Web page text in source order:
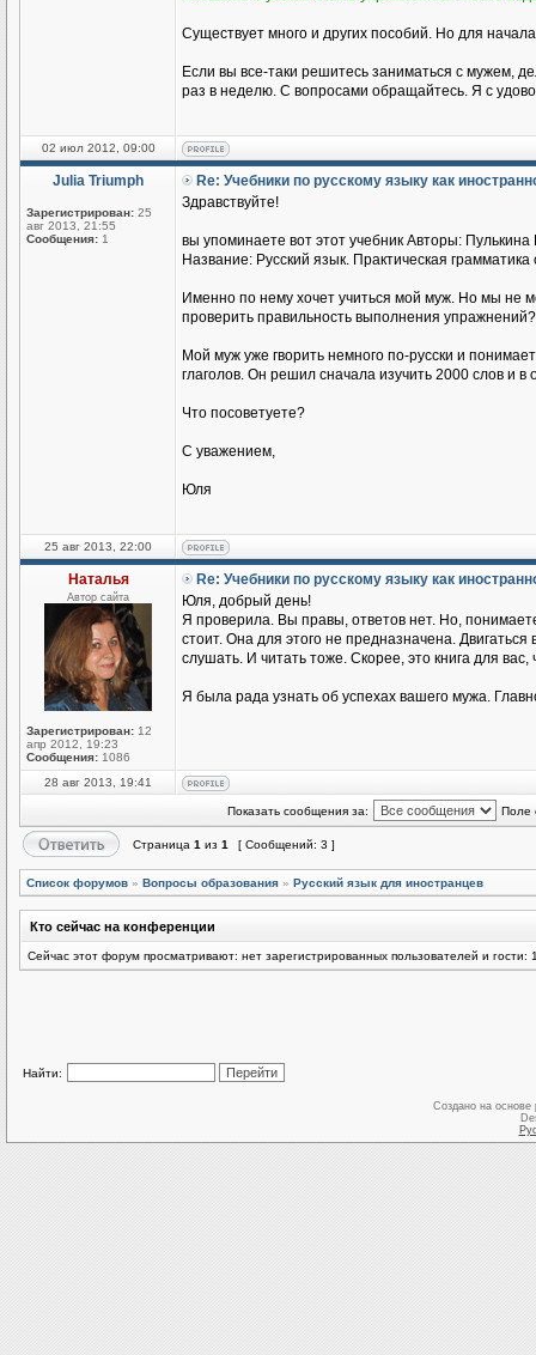
Существует много и других пособий. Но для
Если вы все-таки решитесь заниматься с мужем,
раз в неделю. С вопросами обращайтесь. Я с
02 июл 2012, 09:00
Julia Triumph
Зарегистрирован: 25
авг 2013, 21:55
Сообщения: 1
Re: Учебники по русскому языку как
Здравствуйте!
вы упоминаете вот этот учебник Авторы:
Название: Русский язык. Практическая
Именно по нему хочет учиться мой муж. Но мы не
проверить правильность выполнения упражнений?
Мой муж уже гворить немного по-русски и
глаголов. Он решил сначала изучить 2000 слов и
Что посоветуете?
С уважением,
Юля
25 авг 2013, 22:00
Наталья
Автор сайта
Зарегистрирован: 12
апр 2012, 19:23
Сообщения: 1086
Re: Учебники по русскому языку как
Юля, добрый день!
Я проверила. Вы правы, ответов нет. Но,
стоит. Она для этого не предназначена.
слушать. И читать тоже. Скорее, это книга для
Я была рада узнать об успехах вашего мужа.
28 авг 2013, 19:41
Показать сообщения за: Поле
Страница 1 из 1 [ Сообщений: 3 ]
Список форумов » Вопросы образования » Русский язык для иностранцев
Кто сейчас на конференции
Сейчас этот форум просматривают: нет зарегистрированных пользователей и гости:
Найти:
Создано на основе